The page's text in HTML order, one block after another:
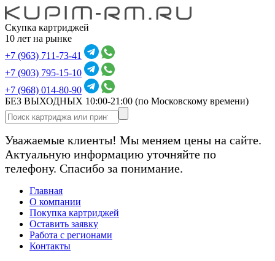
Скупка картриджей
10 лет на рынке
+7 (963) 711-73-41
+7 (903) 795-15-10
+7 (968) 014-80-90
БЕЗ ВЫХОДНЫХ 10:00-21:00 (по Московскому времени)
Уважаемые клиенты! Мы меняем цены на сайте.
Актуальную информацию уточняйте по
телефону. Спасибо за понимание.
Главная
О компании
Покупка картриджей
Оставить заявку
Работа с регионами
Контакты